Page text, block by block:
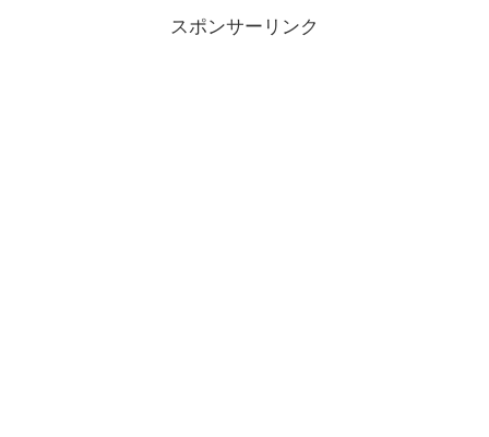
スポンサーリンク